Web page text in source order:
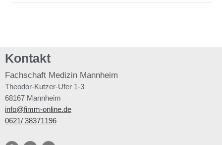
Kontakt
Fachschaft Medizin Mannheim
Theodor-Kutzer-Ufer 1-3
68167 Mannheim
info@fimm-online.de
0621/ 38371196